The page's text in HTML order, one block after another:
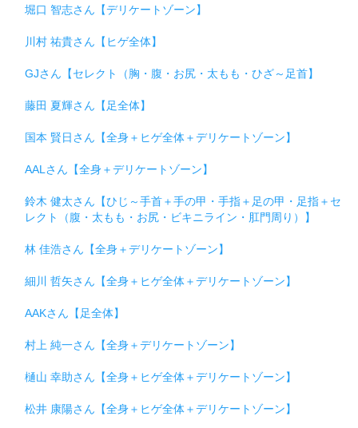
堀口 智志さん【デリケートゾーン】
川村 祐貴さん【ヒゲ全体】
GJさん【セレクト（胸・腹・お尻・太もも・ひざ～足首】
藤田 夏輝さん【足全体】
国本 賢日さん【全身＋ヒゲ全体＋デリケートゾーン】
AALさん【全身＋デリケートゾーン】
鈴木 健太さん【ひじ～手首＋手の甲・手指＋足の甲・足指＋セ
レクト（腹・太もも・お尻・ビキニライン・肛門周り）】
林 佳浩さん【全身＋デリケートゾーン】
細川 哲矢さん【全身＋ヒゲ全体＋デリケートゾーン】
AAKさん【足全体】
村上 純一さん【全身＋デリケートゾーン】
樋山 幸助さん【全身＋ヒゲ全体＋デリケートゾーン】
松井 康陽さん【全身＋ヒゲ全体＋デリケートゾーン】